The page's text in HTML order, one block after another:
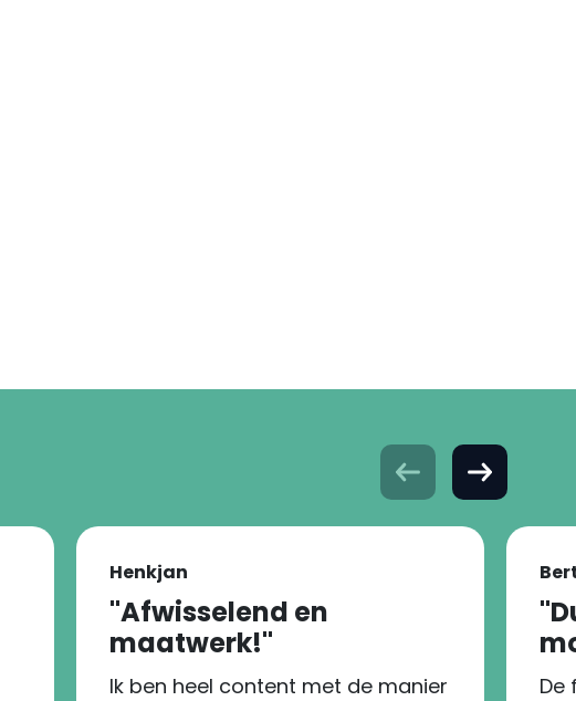
Henkjan
''Afwisselend en
maatwerk!''
Ik ben heel content met de manier
De